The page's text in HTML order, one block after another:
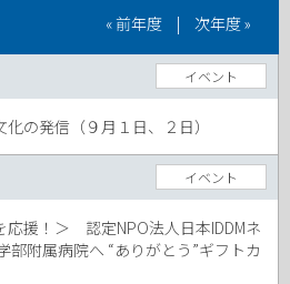
« 前年度 | 次年度 »
の発信（９月１日、２日）
イベント
応援！＞ 認定NPO法人日本IDDMネ
附属病院へ “ありがとう”ギフトカ
イベント